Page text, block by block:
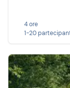
4 ore
1-20